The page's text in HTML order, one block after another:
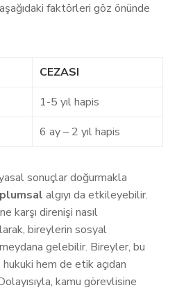
faktörleri göz önünde
CEZASI
1-5 yıl hapis
6 ay – 2 yıl hapis
sonuçlar doğurmakla
algıyı da etkileyebilir.
karşı direnişi nasıl
bireylerin sosyal
gelebilir. Bireyler, bu
hem de etik açıdan
kamu görevlisine